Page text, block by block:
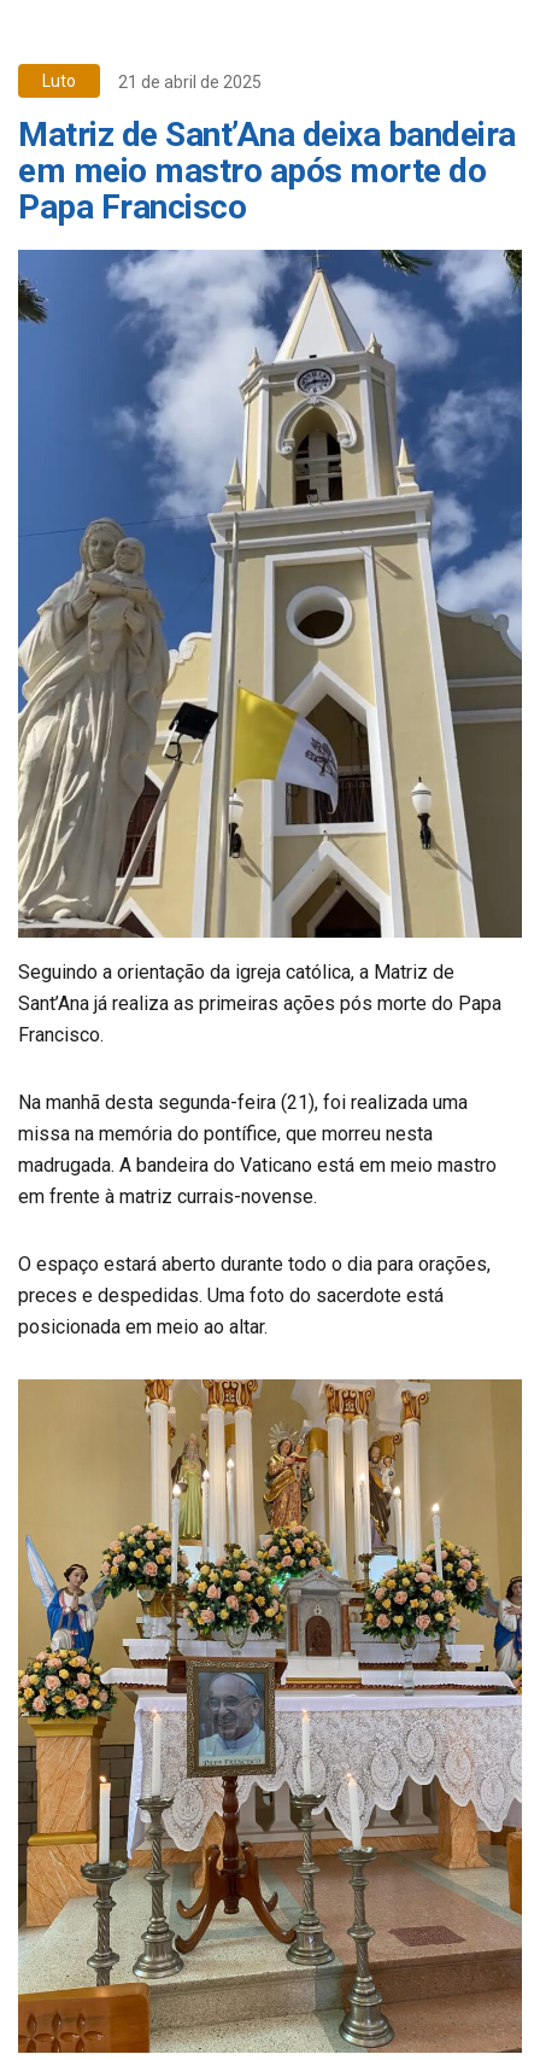
Luto 21 de abril de 2025
Matriz de Sant’Ana deixa bandeira
em meio mastro após morte do
Papa Francisco
Seguindo a orientação da igreja católica, a Matriz de
Sant’Ana já realiza as primeiras ações pós morte do Papa
Francisco.
Na manhã desta segunda-feira (21), foi realizada uma
missa na memória do pontífice, que morreu nesta
madrugada. A bandeira do Vaticano está em meio mastro
em frente à matriz currais-novense.
O espaço estará aberto durante todo o dia para orações,
preces e despedidas. Uma foto do sacerdote está
posicionada em meio ao altar.